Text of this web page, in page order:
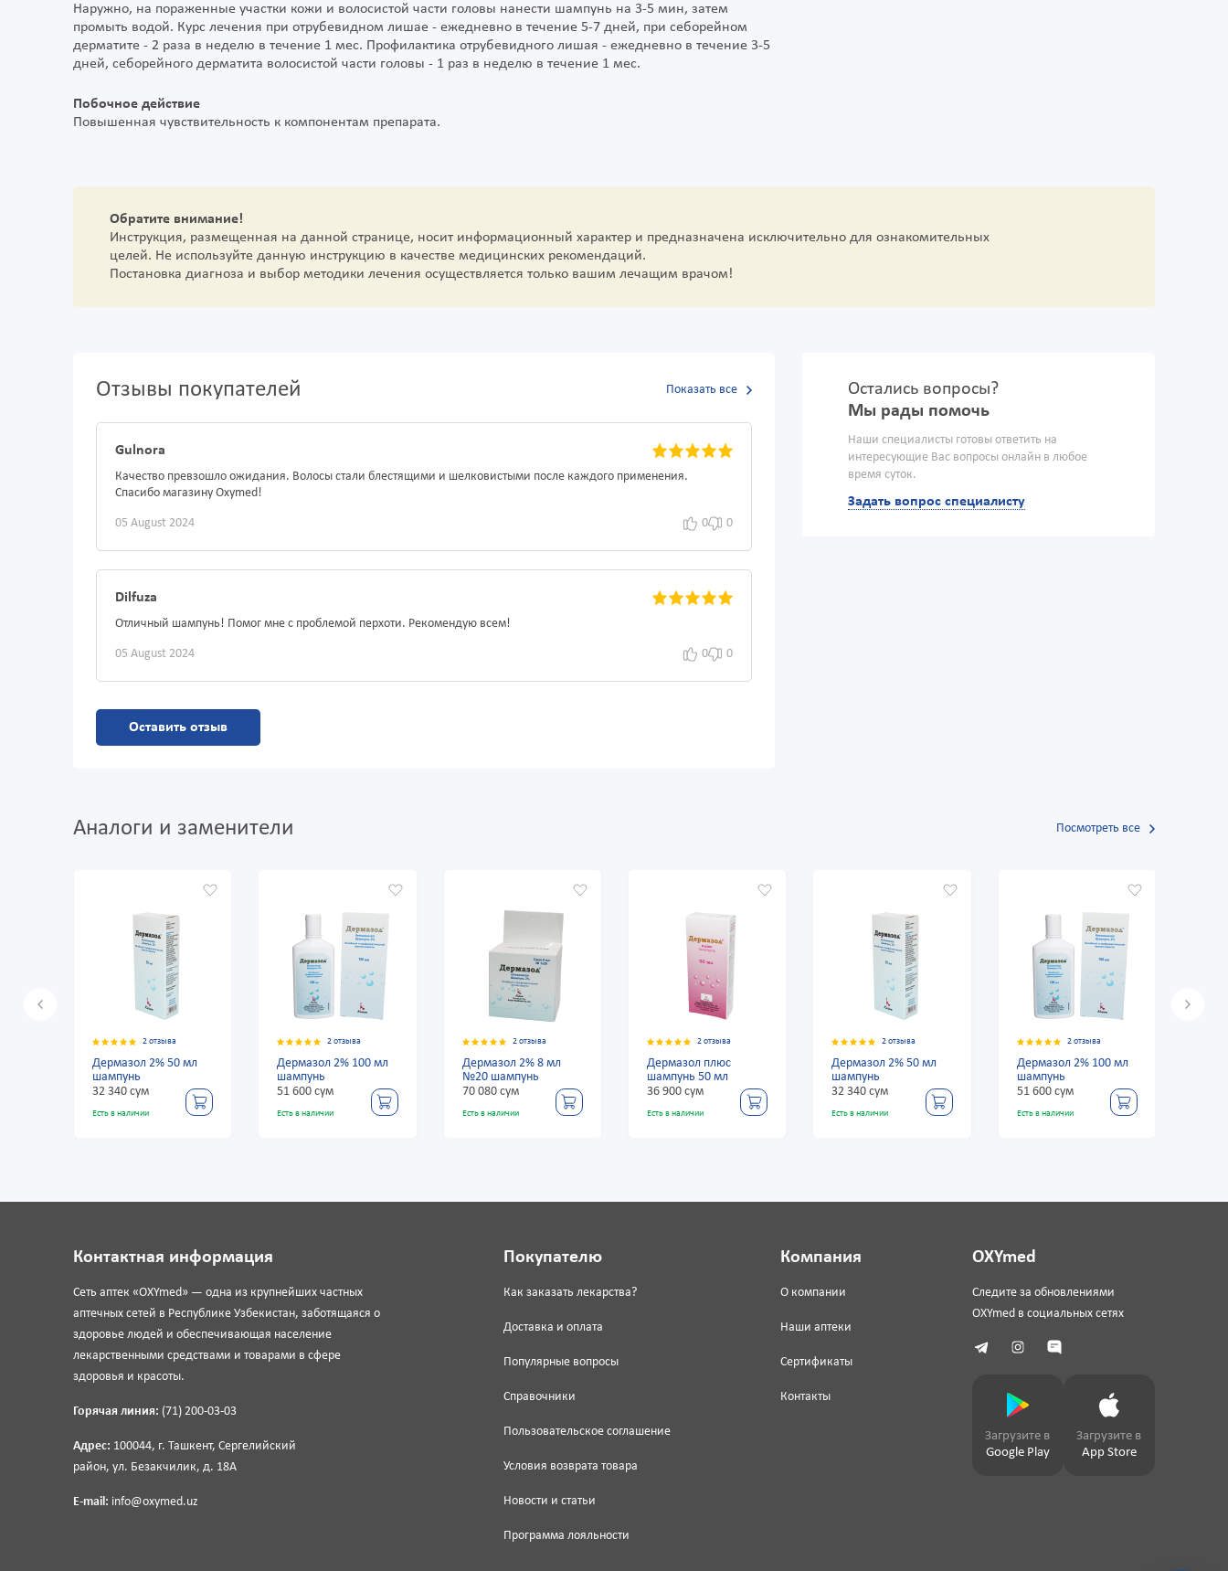
Наружно, на пораженные участки кожи и волосистой части головы нанести шампунь на 3-5 мин, затем
промыть водой. Курс лечения при отрубевидном лишае - ежедневно в течение 5-7 дней, при себорейном
дерматите - 2 раза в неделю в течение 1 мес. Профилактика отрубевидного лишая - ежедневно в течение 3-5
дней, себорейного дерматита волосистой части головы - 1 раз в неделю в течение 1 мес.
Побочное действие
Повышенная чувствительность к компонентам препарата.
Обратите внимание!
Инструкция, размещенная на данной странице, носит информационный характер и предназначена исключительно для ознакомительных
целей. Не используйте данную инструкцию в качестве медицинских рекомендаций.
Постановка диагноза и выбор методики лечения осуществляется только вашим лечащим врачом!
Отзывы покупателей Показать все
Gulnora
Качество превзошло ожидания. Волосы стали блестящими и шелковистыми после каждого применения.
Спасибо магазину Oxymed!
05 August 2024 0 0
Dilfuza
Отличный шампунь! Помог мне с проблемой перхоти. Рекомендую всем!
05 August 2024 0 0
Оставить отзыв
Остались вопросы?
Мы рады помочь
Наши специалисты готовы ответить на
интересующие Вас вопросы онлайн в любое
время суток.
Задать вопрос специалисту
Аналоги и заменители Посмотреть все
2 отзыва
Дермазол 2% 50 мл
2 отзыва
Дермазол 2% 100 мл
2 отзыва
Дермазол 2% 8 мл
№20 шампунь
2 отзыва
Дермазол плюс
шампунь 50 мл
2 отзыва
Дермазол 2% 50 мл
2 отзыва
Дермазол 2% 100 мл
Контактная информация
Сеть аптек «OXYmed» — одна из крупнейших частных
аптечных сетей в Республике Узбекистан, заботящаяся о
здоровье людей и обеспечивающая население
лекарственными средствами и товарами в сфере
здоровья и красоты.
Горячая линия: (71) 200-03-03
Адрес: 100044, г. Ташкент, Сергелийский
район, ул. Безакчилик, д. 18А
E-mail: info@oxymed.uz
Покупателю
Как заказать лекарства?
Доставка и оплата
Популярные вопросы
Справочники
Пользовательское соглашение
Условия возврата товара
Новости и статьи
Программа лояльности
Компания
О компании
Наши аптеки
Сертификаты
Контакты
OXYmed
Следите за обновлениями
OXYmed в социальных сетях
Загрузите в
Google Play
Загрузите в
App Store